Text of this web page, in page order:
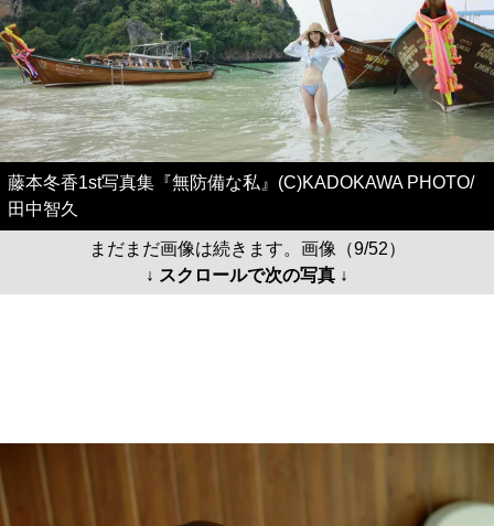
藤本冬香1st写真集『無防備な私』(C)KADOKAWA PHOTO/
田中智久
まだまだ画像は続きます。画像（9/52）
↓ スクロールで次の写真 ↓